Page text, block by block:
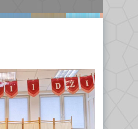
Świetliki 2023/2024